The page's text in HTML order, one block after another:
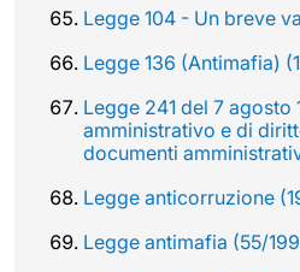
Legge 104 - Un breve
Legge 136 (Antimafia)
Legge 241 del 7 agosto
amministrativo e di
documenti
Legge anticorruzione
Legge antimafia (55/